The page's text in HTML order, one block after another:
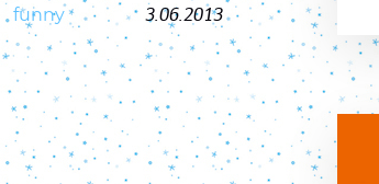
3.06.2013